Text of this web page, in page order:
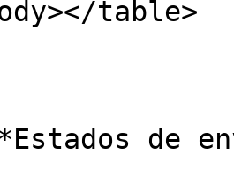
table>
de